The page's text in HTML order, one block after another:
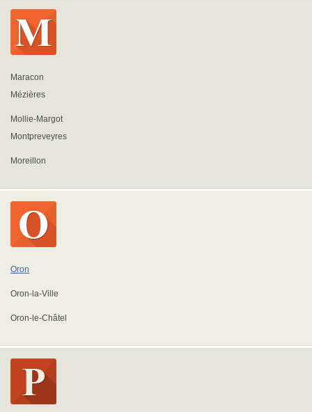
Maracon
Mézières
Mollie-Margot
Montpreveyres
Moreillon
Oron
Oron-la-Ville
Oron-le-Châtel